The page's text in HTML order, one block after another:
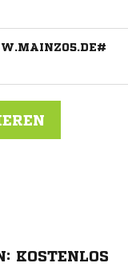
KOSTENLOS